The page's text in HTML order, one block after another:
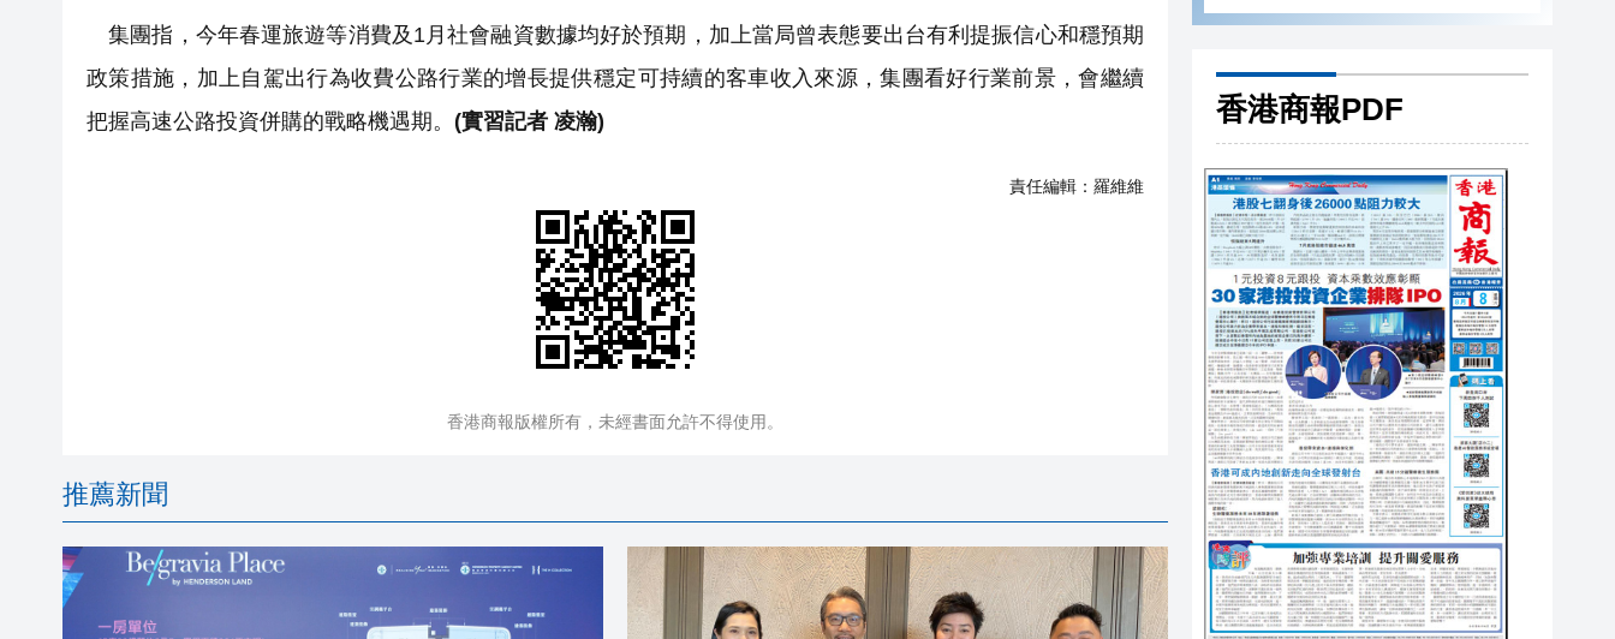
集團指，今年春運旅遊等消費及1月社會融資數據均好於預期，加上當局曾表態要出台有利提振信心和穩預期
政策措施，加上自駕出行為收費公路行業的增長提供穩定可持續的客車收入來源，集團看好行業前景，會繼續
把握高速公路投資併購的戰略機遇期。 (實習記者 凌瀚)
責任編輯： 羅維維
香港商報版權所有，未經書面允許不得使用。
推薦新聞
照片
香港商報PDF